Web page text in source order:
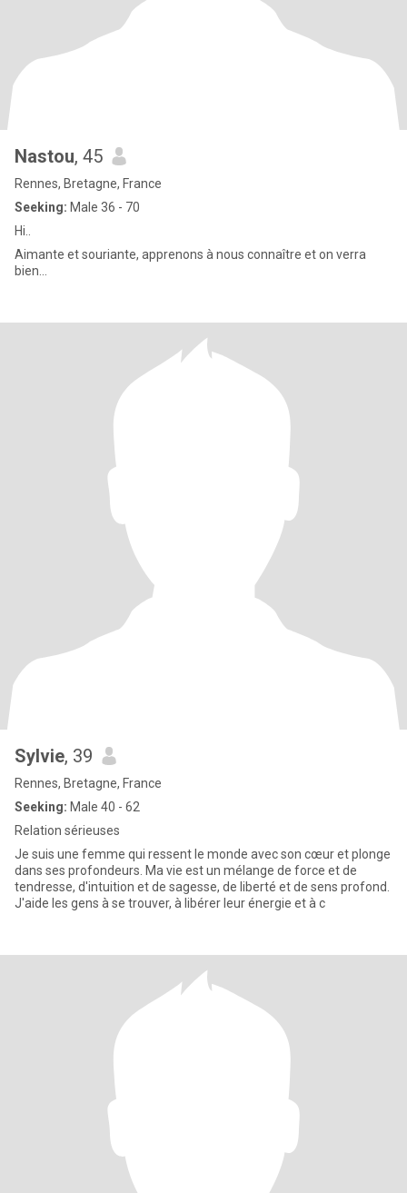
Nastou, 45
Rennes, Bretagne, France
Seeking: Male 36 - 70
Hi..
Aimante et souriante, apprenons à nous connaître et on verra
bien...
Sylvie, 39
Rennes, Bretagne, France
Seeking: Male 40 - 62
Relation sérieuses
Je suis une femme qui ressent le monde avec son cœur et plonge
dans ses profondeurs. Ma vie est un mélange de force et de
tendresse, d'intuition et de sagesse, de liberté et de sens profond.
J'aide les gens à se trouver, à libérer leur énergie et à c